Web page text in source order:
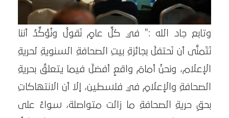
وتابع جاد الله :" في كلِّ عامٍ نَقولُ ونُؤكِّدُ أننا
نَتَمنَّى أن نَحتفلَ بجائزةِ بيتِ الصحافةِ السنويةِ لحريةِ
الإعلام، ونحنُ أمامَ واقعٍ أفضلَ فيما يتعلقُ بحريةِ
الصحافةِ والإعلامِ في فلسطين، إلا أن الانتهاكاتِ
بحقِ حريةِ الصحافةِ ما زالت متواصلة، سواءً على